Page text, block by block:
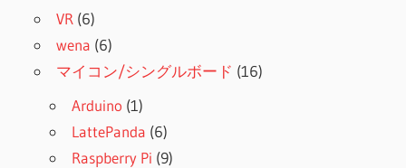
VR (6)
wena (6)
マイコン/シングルボード (16)
Arduino (1)
LattePanda (6)
Raspberry Pi (9)